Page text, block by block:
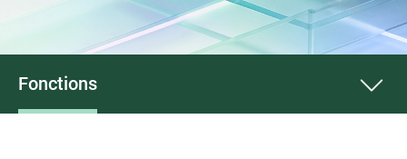
Fonctions